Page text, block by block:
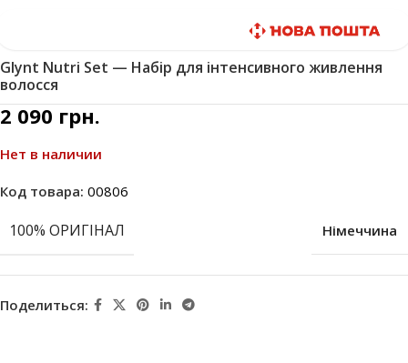
Glynt Nutri Set — Набір для інтенсивного живлення
волосся
2 090 грн.
Нет в наличии
Код товара: 00806
100% ОРИГІНАЛ Німеччина
Поделиться: